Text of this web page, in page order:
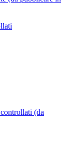
(da